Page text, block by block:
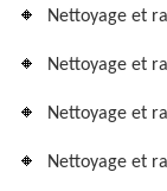
Nettoyage et
Nettoyage et
Nettoyage et
Nettoyage et